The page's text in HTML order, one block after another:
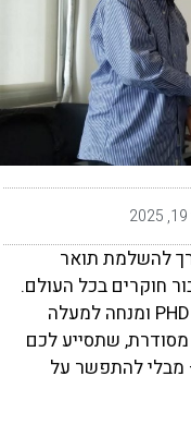
להשלמת תואר
חוקרים בכל העולם.
, מייסד PHD Institute ומנחה למעלה
מסודרת, שתסייע לכם
להתפשר על